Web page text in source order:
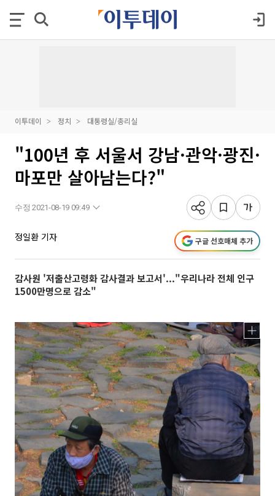
이투데이 정치 대통령실/총리실
"100년 후 서울서 강남·관악·광진·
마포만 살아남는다?"
수정 2021-08-19 09:49
정일환 기자 구글 선호매체 추가
감사원 '저출산고령화 감사결과 보고서'..."우리나라 전체 인구
1500만명으로 감소"